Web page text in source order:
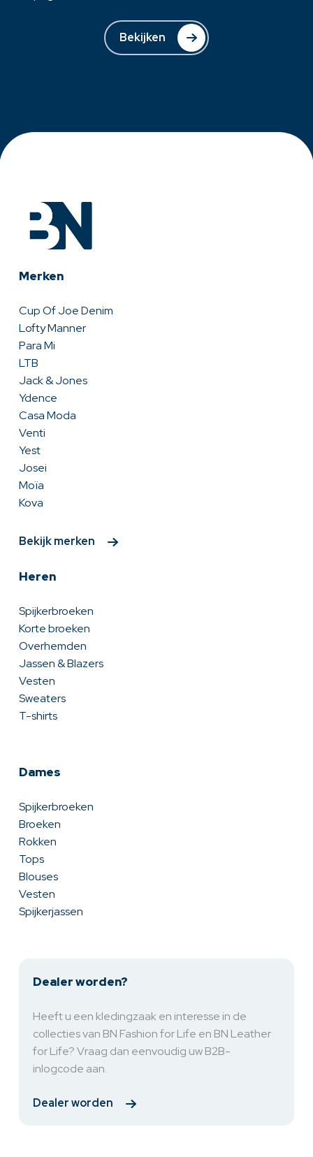
Bekijken
Merken
Cup Of Joe Denim
Lofty Manner
Para Mi
LTB
Jack & Jones
Ydence
Casa Moda
Venti
Yest
Josei
Moïa
Kova
Bekijk merken
Heren
Spijkerbroeken
Korte broeken
Overhemden
Jassen & Blazers
Vesten
Sweaters
T-shirts
Dames
Spijkerbroeken
Broeken
Rokken
Tops
Blouses
Vesten
Spijkerjassen
Dealer worden?
Heeft u een kledingzaak en interesse in de
collecties van BN Fashion for Life en BN Leather
for Life? Vraag dan eenvoudig uw B2B-
inlogcode aan.
Dealer worden